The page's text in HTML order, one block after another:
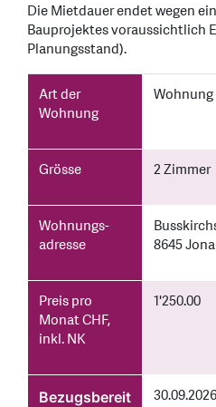
Die Mietdauer endet wegen
Bauprojektes voraussichtlich
Planungsstand).
Art der
Wohnung
Wohnung
Grösse 2 Zimmer
Wohnungs­
adresse
8645 Jona
Preis pro
Monat CHF,
inkl. NK
1'250.00
Bezugsbereit 30.09.2026